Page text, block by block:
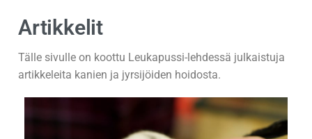
Artikkelit
Tälle sivulle on koottu Leukapussi-lehdessä julkaistuja
artikkeleita kanien ja jyrsijöiden hoidosta.